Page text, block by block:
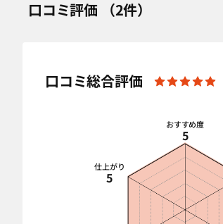
口コミ評価 （2件）
口コミ総合評価
おすすめ度
5
仕上がり
5